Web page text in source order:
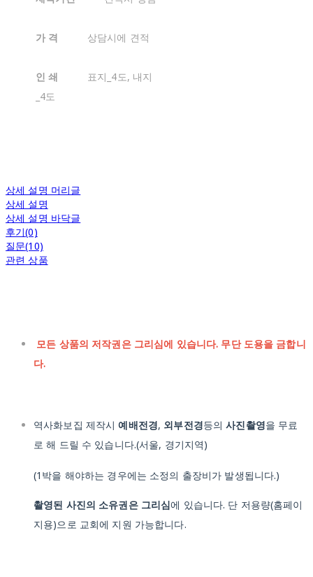
가 격 상담시에 견적
인 쇄
표지_4도, 내지
_4도
상세 설명 머리글
상세 설명
상세 설명 바닥글
후기(0)
질문(10)
관련 상품
모든 상품의 저작권은 그리심에 있습니다. 무단 도용을 금합니
다.
역사화보집 제작시예배전경, 외부전경등의사진촬영을 무료
로 해 드릴 수 있습니다.(서울, 경기지역)
(1박을 해야하는 경우에는 소정의 출장비가 발생됩니다.)
촬영된 사진의 소유권은 그리심에 있습니다. 단 저용량(홈페이
지용)으로 교회에 지원 가능합니다.